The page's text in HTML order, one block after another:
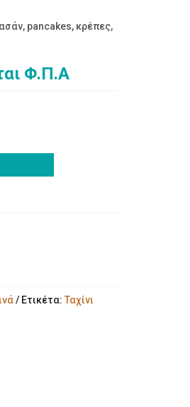
pancakes, κρέπες,
Φ.Π.Α
Ετικέτα:Ταχίνι